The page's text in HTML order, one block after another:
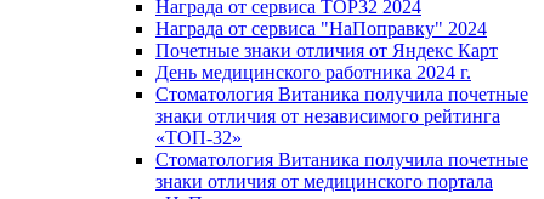
Награда от сервиса TOP32 2024
Награда от сервиса "НаПоправку" 2024
Почетные знаки отличия от Яндекс Карт
День медицинского работника 2024 г.
Стоматология Витаника получила почетные
знаки отличия от независимого рейтинга
«ТОП-32»
Стоматология Витаника получила почетные
знаки отличия от медицинского портала